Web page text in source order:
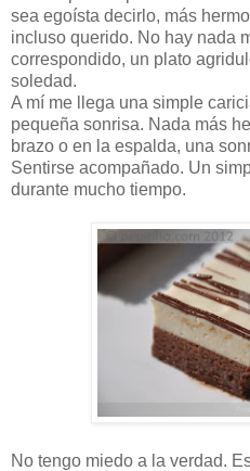
sea egoísta decirlo, más
incluso querido. No hay nada
correspondido, un plato
soledad.
A mí me llega una simple
pequeña sonrisa. Nada más
brazo o en la espalda, una
Sentirse acompañado. Un
durante mucho tiempo.
No tengo miedo a la verdad.